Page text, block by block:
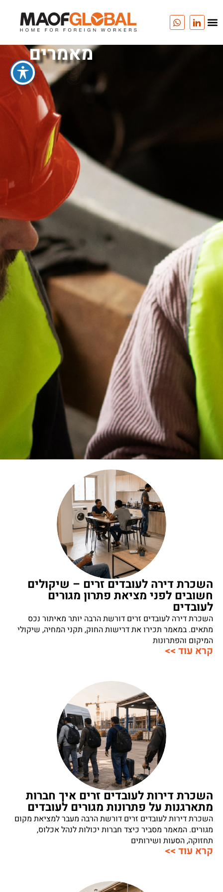
מאמרים
Blog
השכרת דירה לעובדים זרים – שיקולים
חשובים לפני מציאת פתרון מגורים
לעובדים
השכרת דירה לעובדים זרים דורשת הרבה יותר מאיתור נכס
מתאים. במאמר תכירו את דרישות החוק, תקני המחיה, שיקולי
המיקום והפתרונות
קרא עוד >>
השכרת דירות לעובדים זרים איך חברות
מתארגנות על פתרונות מגורים לעובדים
השכרת דירות לעובדים זרים דורשת הרבה מעבר למציאת מקום
מגורים. המאמר מסביר כיצד חברות יכולות לנהל אכלוס,
תחזוקה, הסעות ושירותים
קרא עוד >>